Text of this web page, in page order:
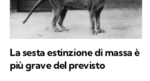
La sesta estinzione di massa è
più grave del previsto